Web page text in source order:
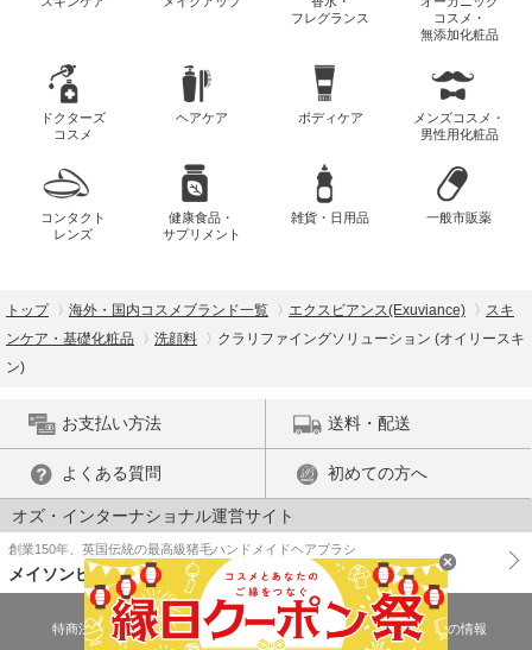
フレグランス
コスメ・
無添加化粧品
ドクターズ
コスメ
ヘアケア ボディケア
メンズコスメ・
男性用化粧品
コンタクト
レンズ
健康食品・
サプリメント
雑貨・日用品 一般市販薬
トップ 海外・国内コスメブランド一覧 エクスビアンス(Exuviance)
スキ
ンケア・基礎化粧品
洗顔料
クラリファイングソリューション (オイリースキ
ン)
お支払い方法 送料・配送
よくある質問 初めての方へ
オズ・インターナショナル運営サイト
創業150年、英国伝統の最高級猪毛ハンドメイドヘアブラシ
メイソンピアソン
特商法に基づく表示 プライバシーポリシー
医薬品販売許可証の情報